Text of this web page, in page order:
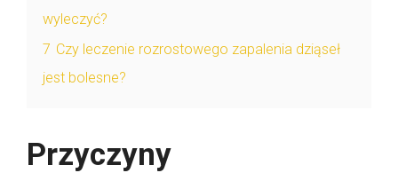
wyleczyć?
7 Czy leczenie rozrostowego zapalenia dziąseł
jest bolesne?
Przyczyny